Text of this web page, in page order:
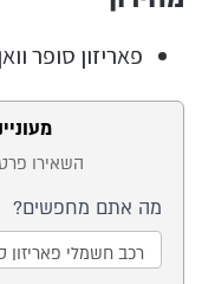
פאריזון סופר וואן –
דגם
של
השאירו
מה אתם מחפשים?